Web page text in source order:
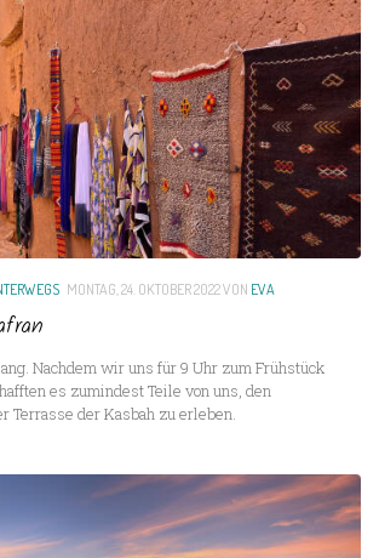
MONTAG, 24. OKTOBER 2022VON EVA
Nachdem wir uns für 9 Uhr zum Frühstück
es zumindest Teile von uns, den
Terrasse der Kasbah zu erleben.